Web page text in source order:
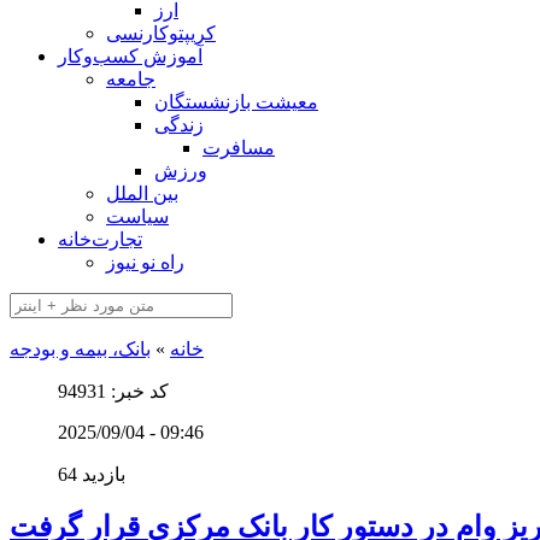
ارز
کریپتوکارنسی
آموزش کسب‌وکار
جامعه
معیشت بازنشستگان
زندگی
مسافرت
ورزش
بین الملل
سیاست
تجارت‌خانه
راه نو نیوز
خانه » بانک، بیمه و بودجه
کد خبر: 94931
2025/09/04 - 09:46
64 بازدید
وام در دستور کار بانک مرکزی قرار گرفت